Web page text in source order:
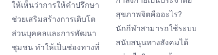
ให้เห็นว่าการให้คำปรึกษา
ช่วยเสริมสร้างการเติบโต
ส่วนบุคคลและการพัฒนา
ชุมชน ทำให้เป็นช่องทางที่
สุขภาพจิตคืออะไร?
นักกีฬาสามารถใช้ระบบ
สนับสนุนทางสังคมได้